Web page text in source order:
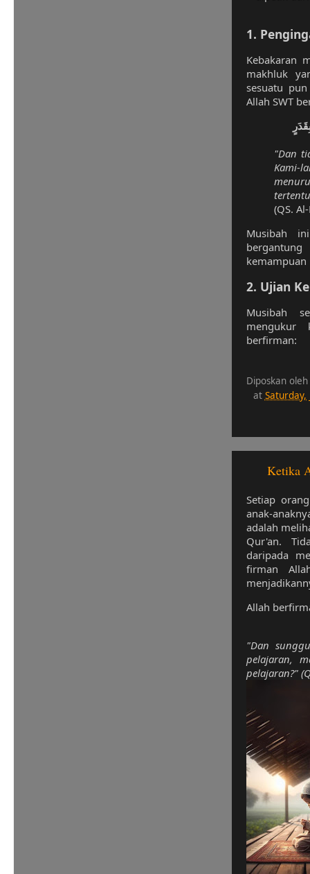
1.
Kebakaran
makhluk
sesuatu
Allah SWT
"Dan
Kami-
(QS.
Musibah
kemampuan
2. Ujian
Musibah
mengukur
berfirman:
Diposkan
at Saturday,
Ketika
Setiap
anak-
adalah
Qur'an.
daripada
firman
Allah
"Dan
pelajaran,
pelajaran?"